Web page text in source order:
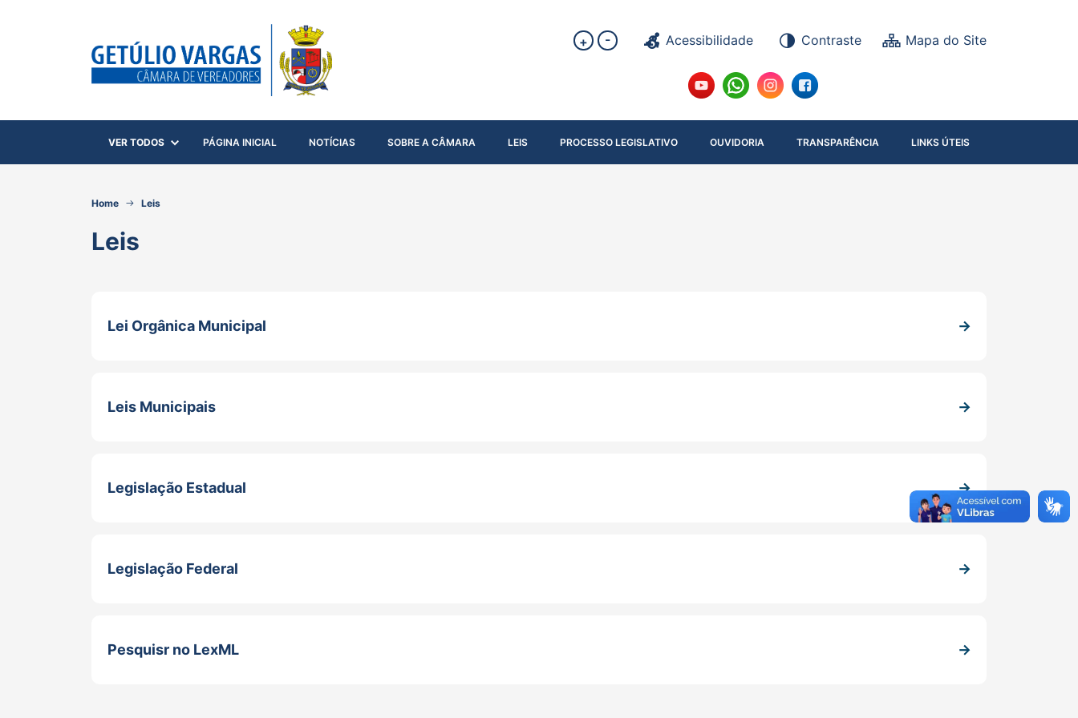
+ - Acessibilidade Contraste
VER TODOS PÁGINA INICIAL NOTÍCIAS SOBRE A CÂMARA LEIS PROCESSO LEGISLATIVO OUVIDORIA TRANSPARÊNCIA LINKS ÚTEIS
Home Leis
Leis
Lei Orgânica Municipal
Leis Municipais
Legislação Estadual
Legislação Federal
Pesquisr no LexML